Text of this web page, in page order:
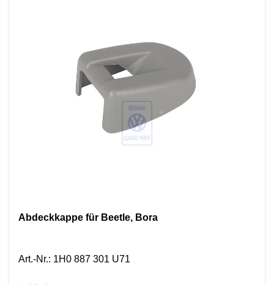
Abdeckkappe für Beetle, Bora
Art.-Nr.: 1H0 887 301 U71